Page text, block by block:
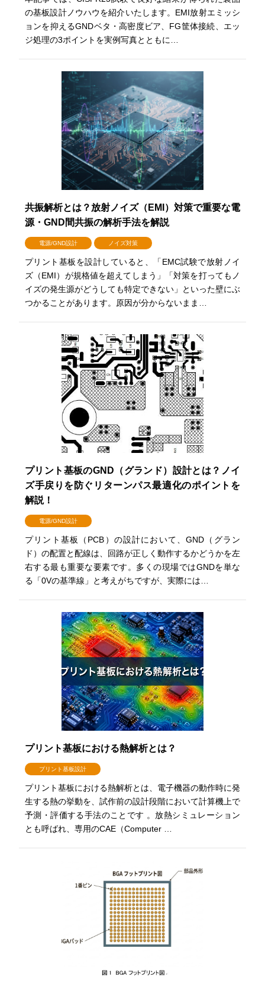
の基板設計ノウハウを紹介いたします。EMI放射エミッシ
ョンを抑えるGNDベタ・高密度ビア、FG筐体接続、エッ
ジ処理の3ポイントを実例写真とともに…
共振解析とは？放射ノイズ（EMI）対策で重要な電
源・GND間共振の解析手法を解説
電源/GND設計 ノイズ対策
プリント基板を設計していると、「EMC試験で放射ノイ
ズ（EMI）が規格値を超えてしまう」「対策を打ってもノ
イズの発生源がどうしても特定できない」といった壁にぶ
つかることがあります。原因が分からないまま…
プリント基板のGND（グランド）設計とは？ノイ
ズ手戻りを防ぐリターンパス最適化のポイントを
解説！
電源/GND設計
プリント基板（PCB）の設計において、GND（グラン
ド）の配置と配線は、回路が正しく動作するかどうかを左
右する最も重要な要素です。多くの現場ではGNDを単な
る「0Vの基準線」と考えがちですが、実際には…
プリント基板における熱解析とは？
プリント基板設計
プリント基板における熱解析とは、電子機器の動作時に発
生する熱の挙動を、試作前の設計段階において計算機上で
予測・評価する手法のことです 。放熱シミュレーション
とも呼ばれ、専用のCAE（Computer …